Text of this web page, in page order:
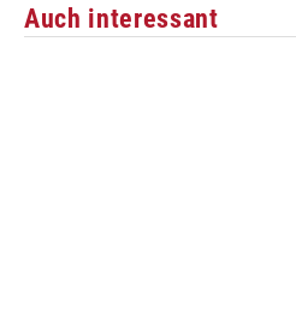
Auch interessant